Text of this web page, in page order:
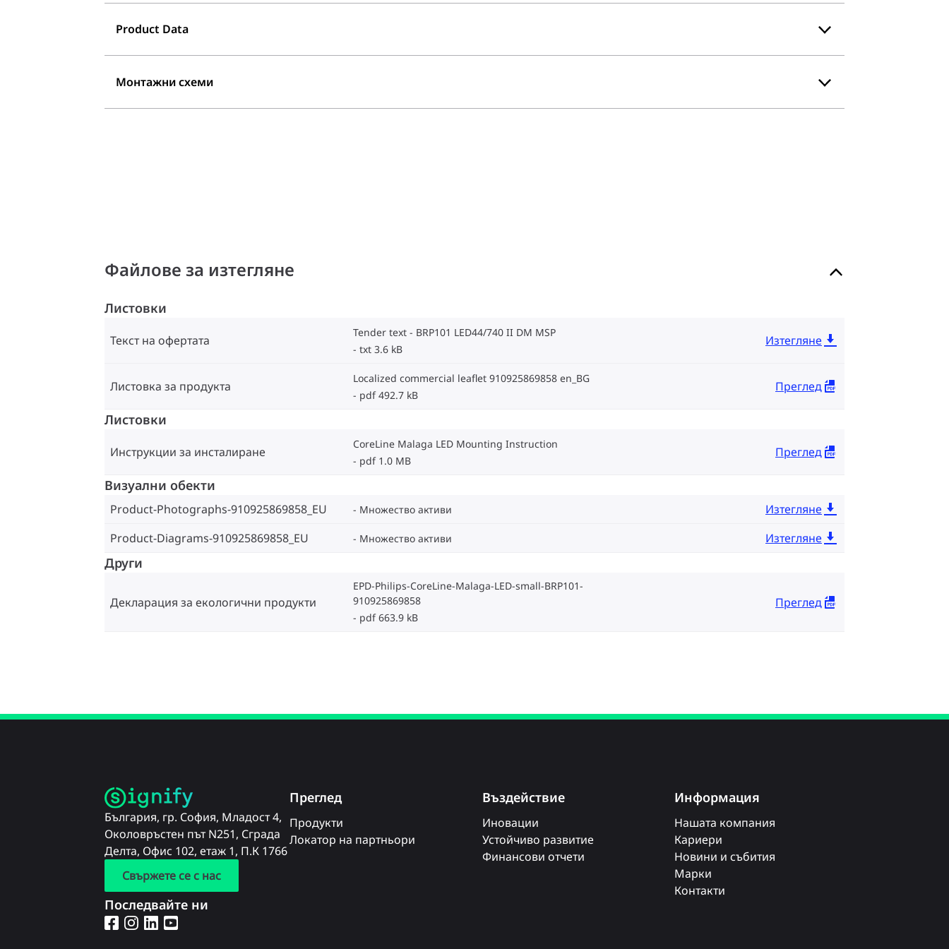
Product Data
Монтажни схеми
Файлове за изтегляне
Листовки
Текст на офертата
Tender text - BRP101 LED44/740 II DM MSP
txt 3.6 kB
Изтегляне
Листовка за продукта
Localized commercial leaflet 910925869858 en_BG
pdf 492.7 kB
Преглед
Листовки
Инструкции за инсталиране
CoreLine Malaga LED Mounting Instruction
pdf 1.0 MB
Преглед
Визуални обекти
Product-Photographs-910925869858_EU Множество активи
Изтегляне
Product-Diagrams-910925869858_EU
Множество активи Изтегляне
Други
Декларация за екологични продукти
EPD-Philips-CoreLine-Malaga-LED-small-BRP101-
910925869858
pdf 663.9 kB
Преглед
България, гр. София, Младост 4,
Околовръстен път N251, Сграда
Делта, Офис 102, етаж 1, П.К 1766
Свържете се с нас
Последвайте ни
Преглед
Продукти
Локатор на партньори
Въздействие
Иновации
Устойчиво развитие
Финансови отчети
Информация
Нашата компания
Кариери
Новини и събития
Марки
Контакти